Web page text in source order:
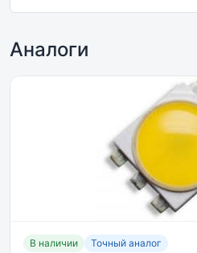
Аналоги
В наличии Точный аналог